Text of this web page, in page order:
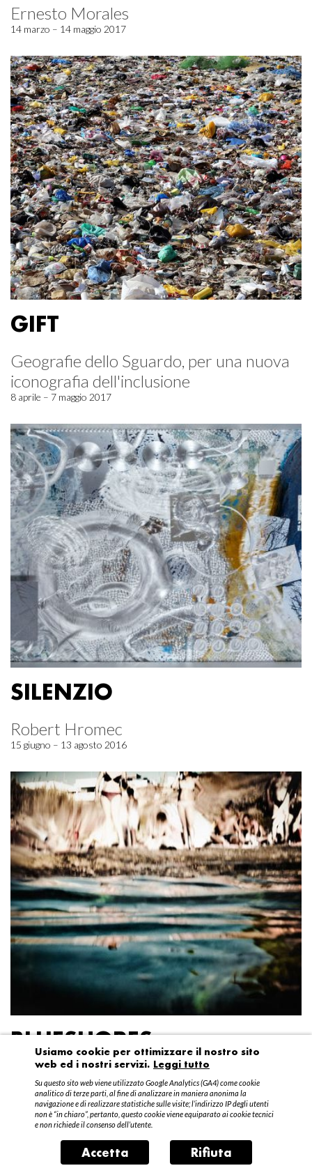
Ernesto Morales
14 marzo – 14 maggio 2017
GIFT
Geografie dello Sguardo, per una nuova
iconografia dell'inclusione
8 aprile – 7 maggio 2017
SILENZIO
Robert Hromec
15 giugno – 13 agosto 2016
BLUESHORES
Federico Garibaldi
20 aprile – 15 maggio 2016
Usiamo cookie per ottimizzare il nostro sito
web ed i nostri servizi. Leggi tutto
Su questo sito web viene utilizzato Google Analytics (GA4) come cookie
analitico di terze parti, al fine di analizzare in maniera anonima la
navigazione e di realizzare statistiche sulle visite; l’indirizzo IP degli utenti
non è “in chiaro”, pertanto, questo cookie viene equiparato ai cookie tecnici
e non richiede il consenso dell’utente.
Accetta Rifiuta